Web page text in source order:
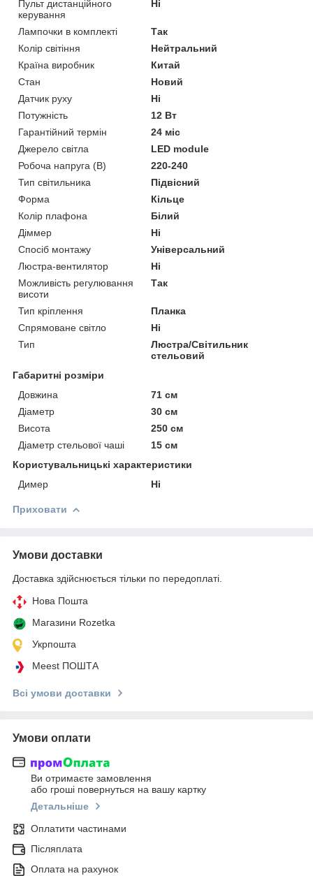
Пульт дистанційного
керування
Ні
Лампочки в комплекті
Так
Колір світіння
Нейтральний
Країна виробник
Китай
Стан
Новий
Датчик руху
Ні
Потужність
12 Вт
Гарантійний термін
24 міс
Джерело світла
LED module
Робоча напруга (В)
220-240
Тип світильника
Підвісний
Форма
Кільце
Колір плафона
Білий
Діммер
Ні
Спосіб монтажу
Універсальний
Люстра-вентилятор
Ні
Можливість регулювання
висоти
Так
Тип кріплення
Планка
Спрямоване світло
Ні
Тип
Люстра/Світильник
стельовий
Габаритні розміри
Довжина
71 см
Діаметр
30 см
Висота
250 см
Діаметр стельової чаші
15 см
Користувальницькі характеристики
Димер
Ні
Приховати
Умови доставки
Доставка здійснюється тільки по передоплаті.
Нова Пошта
Магазини Rozetka
Укрпошта
Meest ПОШТА
Всі умови доставки
Умови оплати
Ви отримаєте замовлення
або гроші повернуться на вашу картку
Детальніше
Оплатити частинами
Післяплата
Оплата на рахунок